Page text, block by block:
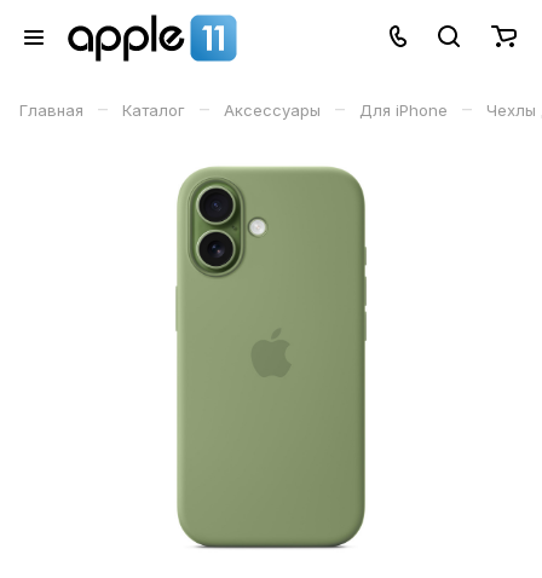
Главная – Каталог – Аксессуары – Для iPhone – Чехлы